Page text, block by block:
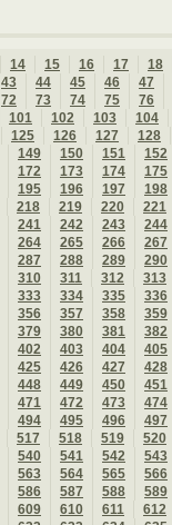
14 15 16 17 18
43 44 45 46 47
72 73 74 75 76
101 102 103 104
125 126 127 128
149 150 151 152
172 173 174 175
195 196 197 198
218 219 220 221
241 242 243 244
264 265 266 267
287 288 289 290
310 311 312 313
333 334 335 336
356 357 358 359
379 380 381 382
402 403 404 405
425 426 427 428
448 449 450 451
471 472 473 474
494 495 496 497
517 518 519 520
540 541 542 543
563 564 565 566
586 587 588 589
609 610 611 612